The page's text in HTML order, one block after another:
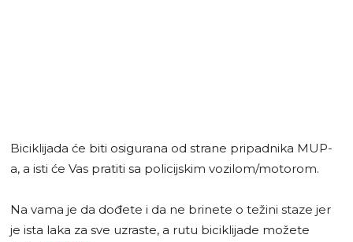
Biciklijada će biti osigurana od strane pripadnika MUP-
a, a isti će Vas pratiti sa policijskim vozilom/motorom.
Na vama je da dođete i da ne brinete o težini staze jer
je ista laka za sve uzraste, a rutu biciklijade možete